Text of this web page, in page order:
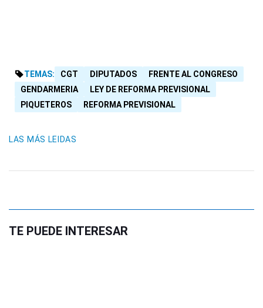
TEMAS: CGT DIPUTADOS
FRENTE AL CONGRESO
GENDARMERIA
LEY DE REFORMA PREVISIONAL
PIQUETEROS
REFORMA PREVISIONAL
LAS MÁS LEIDAS
TE PUEDE INTERESAR